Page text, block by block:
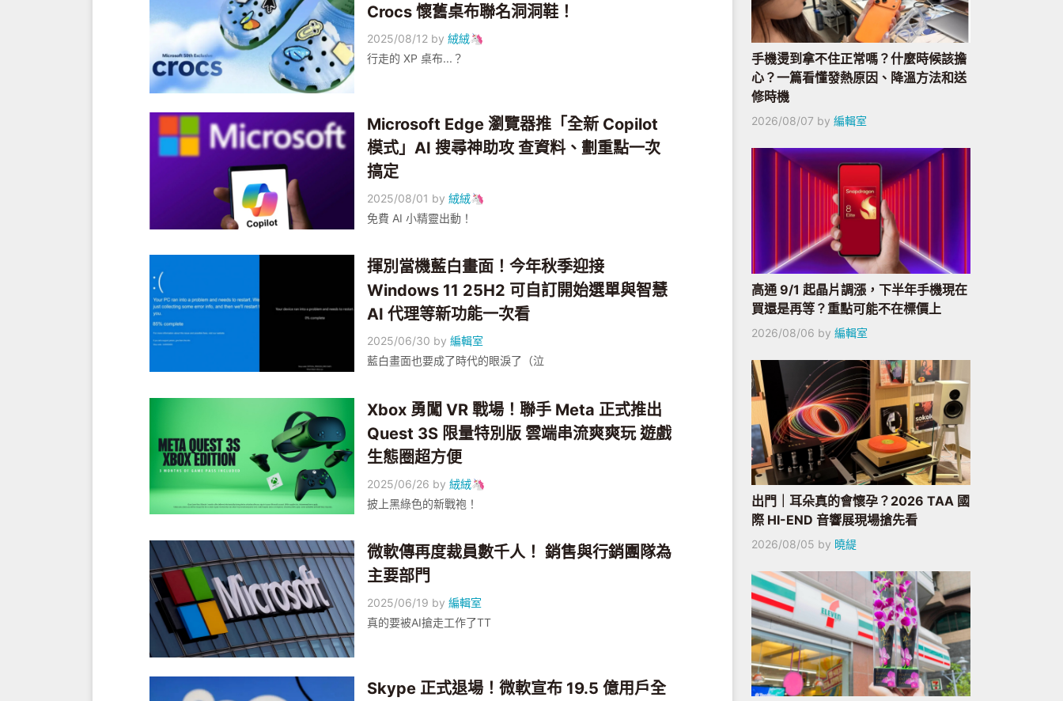
Crocs 懷舊桌布聯名洞洞鞋！
2025/08/12 by絨絨🦄
行走的 XP 桌布...？
Microsoft Edge 瀏覽器推「全新 Copilot
模式」AI 搜尋神助攻 查資料、劃重點一次
搞定
2025/08/01 by絨絨🦄
免費 AI 小精靈出動！
揮別當機藍白畫面！今年秋季迎接
Windows 11 25H2 可自訂開始選單與智慧
AI 代理等新功能一次看
2025/06/30 by編輯室
藍白畫面也要成了時代的眼淚了（泣
Xbox 勇闖 VR 戰場！聯手 Meta 正式推出
Quest 3S 限量特別版 雲端串流爽爽玩 遊戲
生態圈超方便
2025/06/26 by絨絨🦄
披上黑綠色的新戰袍！
微軟傳再度裁員數千人！ 銷售與行銷團隊為
主要部門
2025/06/19 by編輯室
真的要被AI搶走工作了TT
Skype 正式退場！微軟宣布 19.5 億用戶全
手機燙到拿不住正常嗎？什麼時候該擔
心？一篇看懂發熱原因、降溫方法和送
修時機
2026/08/07 by 編輯室
高通 9/1 起晶片調漲，下半年手機現在
買還是再等？重點可能不在標價上
2026/08/06 by 編輯室
出門｜耳朵真的會懷孕？2026 TAA 國
際 HI-END 音響展現場搶先看
2026/08/05 by 曉緹